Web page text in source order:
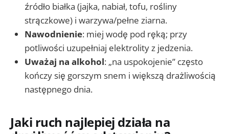
źródło białka (jajka, nabiał, tofu, rośliny
strączkowe) i warzywa/pełne ziarna.
Nawodnienie: miej wodę pod ręką; przy
potliwości uzupełniaj elektrolity z jedzenia.
Uważaj na alkohol: „na uspokojenie” często
kończy się gorszym snem i większą drażliwością
następnego dnia.
Jaki ruch najlepiej działa na